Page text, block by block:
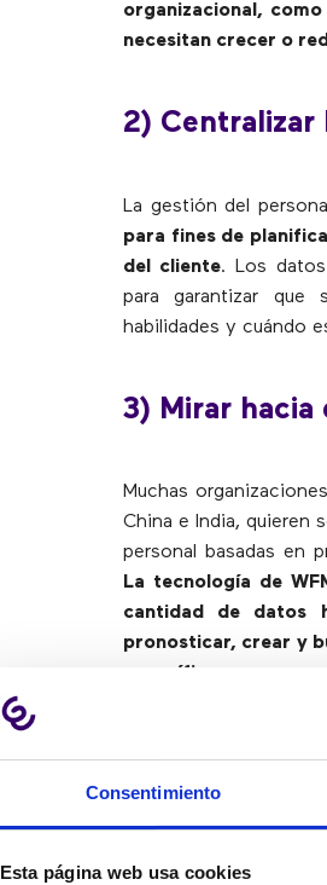
Consentimiento
Esta página web usa cookies
organizacional,
necesitan crecer o
2) Centralizar
La gestión del
para fines de
del cliente. Los
para garantizar que
habilidades y cuándo
3) Mirar hacia
Muchas
China e India, quieren
personal basadas en
La tecnología de
cantidad de datos
pronosticar, crear y
específicas
4) Planificar
interrumpir las